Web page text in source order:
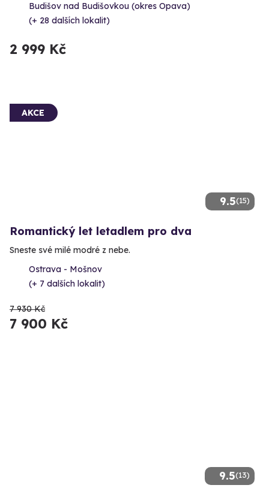
Budišov nad Budišovkou (okres Opava)
(+ 28 dalších lokalit)
2 999 Kč
9.5(15)
AKCE
Romantický let letadlem pro dva
Sneste své milé modré z nebe.
Ostrava - Mošnov
(+ 7 dalších lokalit)
7 930 Kč
7 900 Kč
9.5(13)